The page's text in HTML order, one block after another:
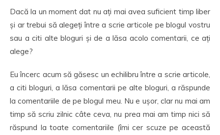
Dacă la un moment dat nu ați mai avea suficient timp liber
și ar trebui să alegeți între a scrie articole pe blogul vostru
sau a citi alte bloguri și de a lăsa acolo comentarii, ce ați
alege?
Eu încerc acum să găsesc un echilibru între a scrie articole,
a citi bloguri, a lăsa comentarii pe alte bloguri, a răspunde
la comentariile de pe blogul meu. Nu e ușor, clar nu mai am
timp să scriu zilnic câte ceva, nu prea mai am timp nici să
răspund la toate comentariile (îmi cer scuze pe această